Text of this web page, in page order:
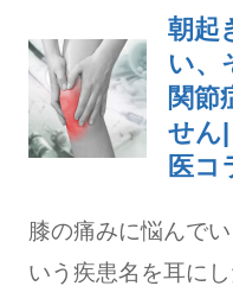
朝起
い、
関節
せん|
医コ
膝の痛みに悩んで
いう疾患名を耳に